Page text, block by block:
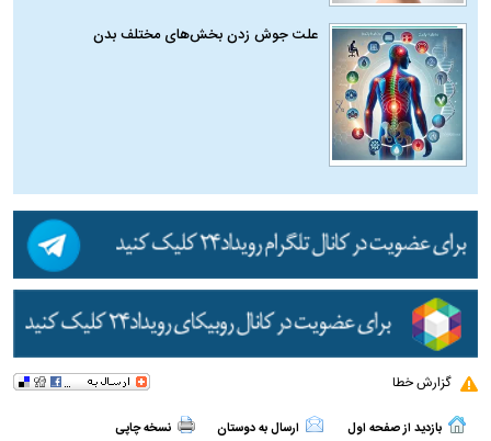
علت جوش زدن بخش‌های مختلف بدن
گزارش خطا
بازدید از صفحه اول ارسال به دوستان نسخه چاپی